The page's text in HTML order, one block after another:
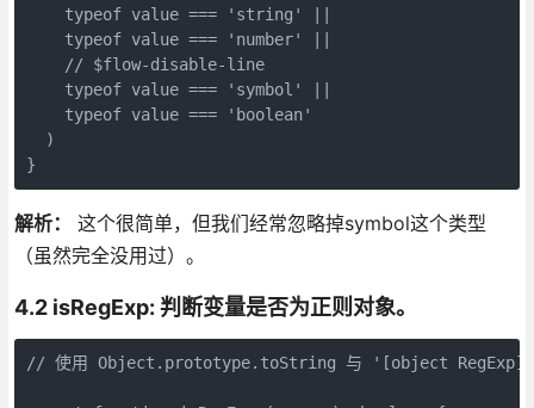
    typeof value === 'string' ||
    typeof value === 'number' ||
    // $flow-disable-line
    typeof value === 'symbol' ||
    typeof value === 'boolean'
  )
}
解析：
这个很简单，但我们经常忽略掉symbol这个类型
（虽然完全没用过）。
4.2 isRegExp: 判断变量是否为正则对象。
// 使用 Object.prototype.toString 与 '[object RegExp]'